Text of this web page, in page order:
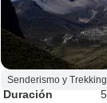
Senderismo y Trekking
Duración